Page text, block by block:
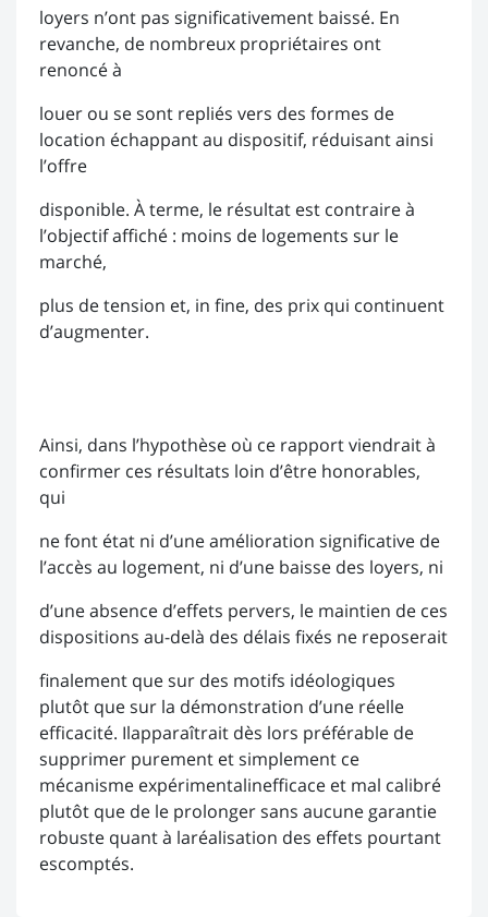
loyers n’ont pas significativement baissé. En
revanche, de nombreux propriétaires ont
renoncé à
louer ou se sont repliés vers des formes de
location échappant au dispositif, réduisant ainsi
l’offre
disponible. À terme, le résultat est contraire à
l’objectif affiché : moins de logements sur le
marché,
plus de tension et, in fine, des prix qui continuent
d’augmenter.
Ainsi, dans l’hypothèse où ce rapport viendrait à
confirmer ces résultats loin d’être honorables,
qui
ne font état ni d’une amélioration significative de
l’accès au logement, ni d’une baisse des loyers, ni
d’une absence d’effets pervers, le maintien de ces
dispositions au-delà des délais fixés ne reposerait
finalement que sur des motifs idéologiques
plutôt que sur la démonstration d’une réelle
efficacité. Ilapparaîtrait dès lors préférable de
supprimer purement et simplement ce
mécanisme expérimentalinefficace et mal calibré
plutôt que de le prolonger sans aucune garantie
robuste quant à laréalisation des effets pourtant
escomptés.